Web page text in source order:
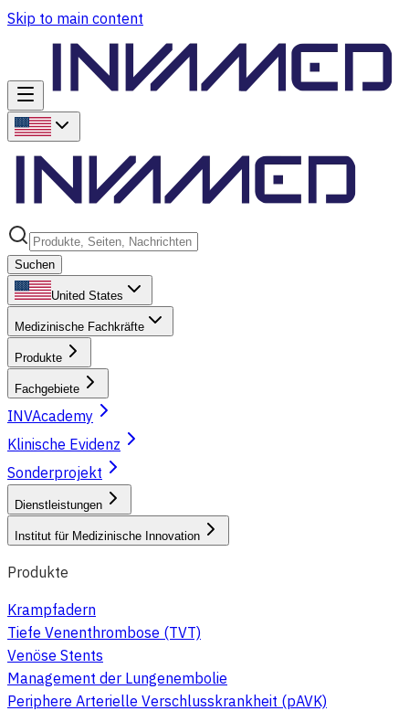
Skip to main content
Suchen
United States
Medizinische Fachkräfte
Produkte
Fachgebiete
INVAcademy
Klinische Evidenz
Sonderprojekt
Dienstleistungen
Institut für Medizinische Innovation
Produkte
Krampfadern
Tiefe Venenthrombose (TVT)
Venöse Stents
Management der Lungenembolie
Periphere Arterielle Verschlusskrankheit (pAVK)